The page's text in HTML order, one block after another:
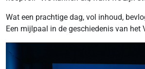
Wat een prachtige dag, vol inhoud,
Een mijlpaal in de geschiedenis van het